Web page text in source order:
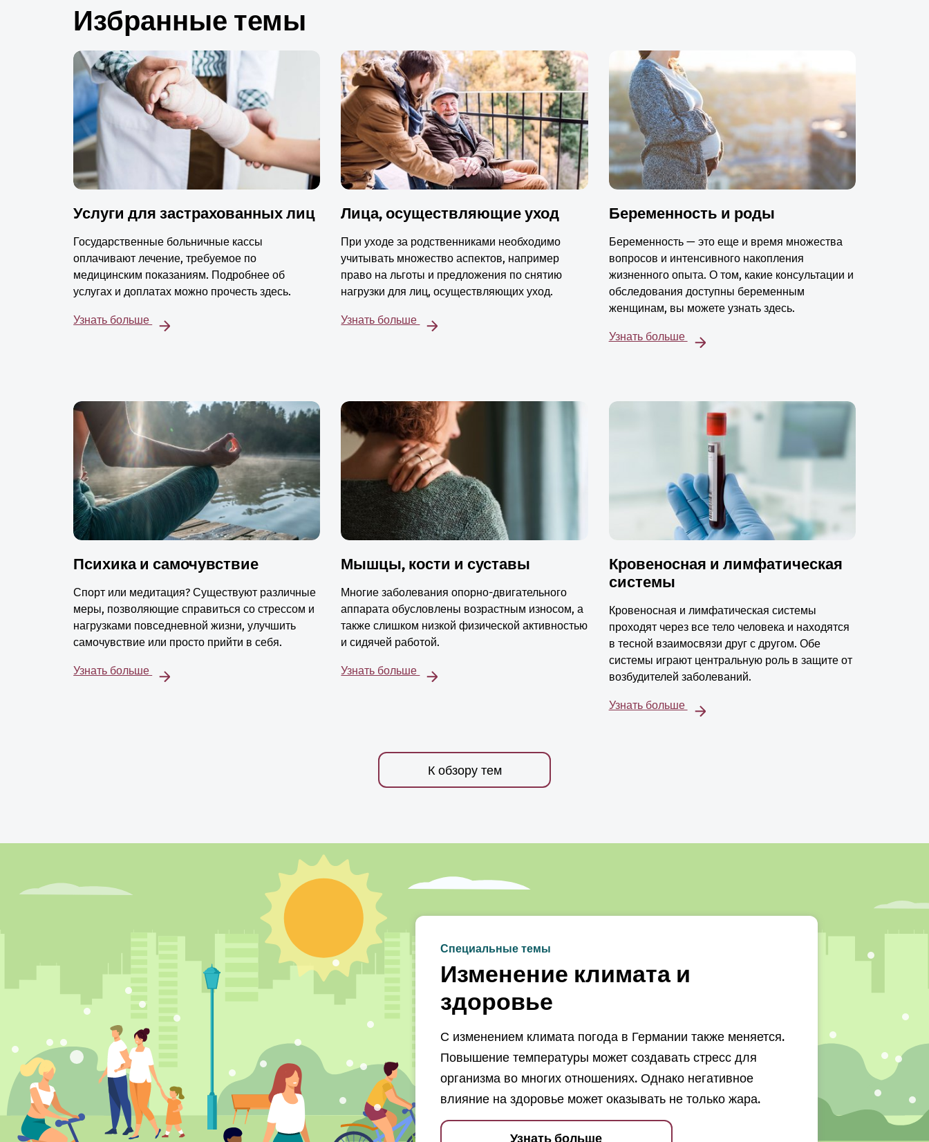
Избранные темы
Услуги для застрахованных лиц
Государственные больничные кассы
оплачивают лечение, требуемое по
медицинским показаниям. Подробнее об
услугах и доплатах можно прочесть здесь.
Узнать больше
Лица, осуществляющие уход
При уходе за родственниками необходимо
учитывать множество аспектов, например
право на льготы и предложения по снятию
нагрузки для лиц, осуществляющих уход.
Узнать больше
Беременность и роды
Беременность — это еще и время множества
вопросов и интенсивного накопления
жизненного опыта. О том, какие консультации и
обследования доступны беременным
женщинам, вы можете узнать здесь.
Узнать больше
Психика и самочувствие
Спорт или медитация? Существуют различные
меры, позволяющие справиться со стрессом и
нагрузками повседневной жизни, улучшить
самочувствие или просто прийти в себя.
Узнать больше
Мышцы, кости и суставы
Многие заболевания опорно-двигательного
аппарата обусловлены возрастным износом, а
также слишком низкой физической активностью
и сидячей работой.
Узнать больше
Кровеносная и лимфатическая
системы
Кровеносная и лимфатическая системы
проходят через все тело человека и находятся
в тесной взаимосвязи друг с другом. Обе
системы играют центральную роль в защите от
возбудителей заболеваний.
Узнать больше
К обзору тем
Специальные темы
Изменение климата и
здоровье
С изменением климата погода в Германии также меняется.
Повышение температуры может создавать стресс для
организма во многих отношениях. Однако негативное
влияние на здоровье может оказывать не только жара.
Узнать больше